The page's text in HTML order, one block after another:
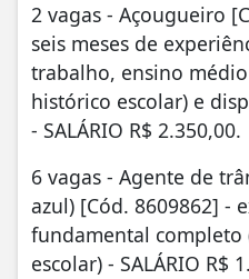
2 vagas - Açougueiro
seis meses de
trabalho, ensino
histórico escolar) e
- SALÁRIO R$ 2.350,00.
6 vagas - Agente de
azul) [Cód. 8609862] -
fundamental completo
escolar) - SALÁRIO R$